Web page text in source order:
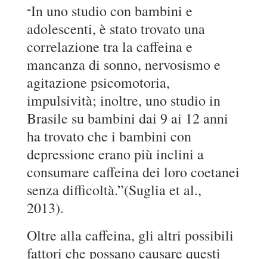
“In uno studio con bambini e
adolescenti, è stato trovato una
correlazione tra la caffeina e
mancanza di sonno, nervosismo e
agitazione psicomotoria,
impulsività; inoltre, uno studio in
Brasile su bambini dai 9 ai 12 anni
ha trovato che i bambini con
depressione erano più inclini a
consumare caffeina dei loro coetanei
senza difficoltà.”(Suglia et al.,
2013).
Oltre alla caffeina, gli altri possibili
fattori che possano causare questi